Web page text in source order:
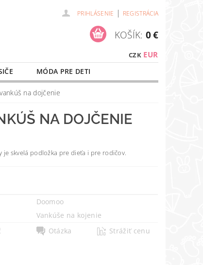
PRIHLÁSENIE | REGISTRÁCIA
CZK EUR
KOŠÍK: 0 €
MÓDA PRE DETI
O NÁKUPE
na dojčenie
NA DOJČENIE
je skvelá podložka pre dieťa i pre rodičov.
Doomoo
Vankúše na kojenie
Otázka Strážiť cenu